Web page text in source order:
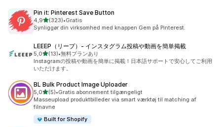
Pin it: Pinterest Save Button
4,9ud af 5 stjerner
(323)
323 anmeldelser i alt
•Gratis
Synliggør din virksomhed med knappen Gem på Pinterest.
LEEEP（リープ）‑ インスタグラム投稿や動画を簡単掲載
5,0ud af 5 stjerner
(13)
13 anmeldelser i alt
•無料プランあり
Instagramの投稿や動画を簡単に掲載！日本語サポートで安心してご利用
いただけます。
BL Bulk Product Image Uploader
5,0ud af 5 stjerner
(5)
5 anmeldelser i alt
•Gratis abonnement tilgængeligt
Masseupload produktbilleder via smart værktøj til matching af
filnavne
Built for Shopify